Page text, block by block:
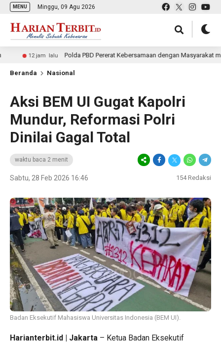
MENU Minggu, 09 Agu 2026
12 jam lalu Polda PBD Pererat Kebersamaan dengan Masyarakat melalui
Beranda Nasional
Aksi BEM UI Gugat Kapolri
Mundur, Reformasi Polri
Dinilai Gagal Total
waktu baca 2 menit
Sabtu, 28 Feb 2026 16:46 154Redaksi
Badan Eksekutif Mahasiswa Universitas Indonesia (BEM UI).
Harianterbit.id | Jakarta – Ketua Badan Eksekutif